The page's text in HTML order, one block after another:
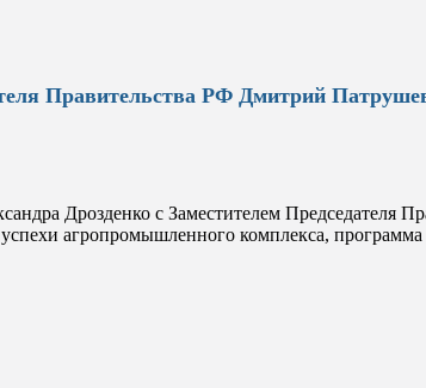
Правительства РФ Дмитрий
Дрозденко с Заместителем Председателя
агропромышленного комплекса, программа